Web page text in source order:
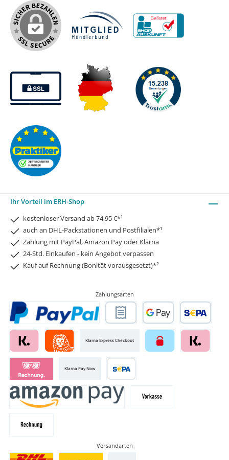
Ihr Vorteil im ERH-Shop
kostenloser Versand ab 74,95 €*¹
auch an DHL-Packstationen und Postfilialen*¹
Zahlung mit PayPal, Amazon Pay oder Klarna
24-Std. Einkaufen - kein Angebot verpassen
Kauf auf Rechnung (Bonität vorausgesetzt)*²
Zahlungsarten
Klarna Express Checkout
Klarna Pay Now
Versandarten